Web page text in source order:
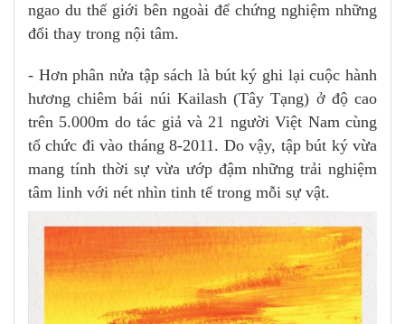
ngao du thế giới bên ngoài để chứng nghiệm những
đổi thay trong nội tâm.
- Hơn phân nửa tập sách là bút ký ghi lại cuộc hành
hương chiêm bái núi Kailash (Tây Tạng) ở độ cao
trên 5.000m do tác giả và 21 người Việt Nam cùng
tổ chức đi vào tháng 8-2011. Do vậy, tập bút ký vừa
mang tính thời sự vừa ướp đậm những trải nghiệm
tâm linh với nét nhìn tinh tế trong mỗi sự vật.